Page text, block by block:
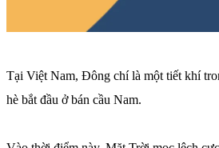
Tại Việt Nam, Đông chí là một tiết khí
hè bắt đầu ở bán cầu Nam.